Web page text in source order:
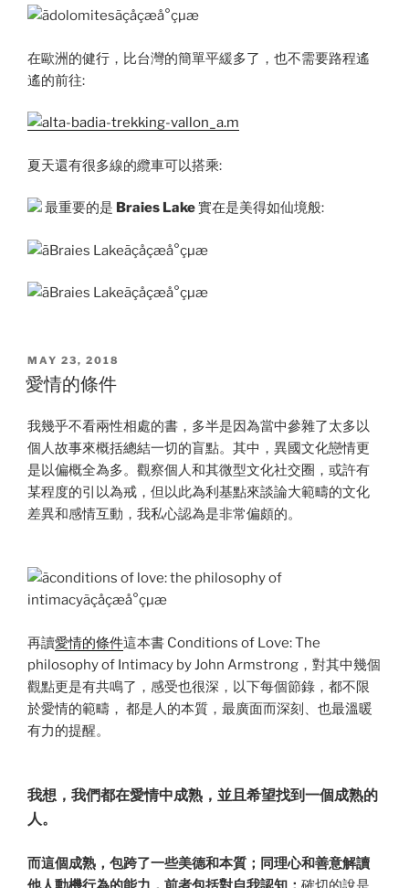
在歐洲的健行，比台灣的簡單平緩多了，也不需要路程遙
遙的前往:
夏天還有很多線的纜車可以搭乘:
最重要的是 Braies Lake實在是美得如仙境般:
POSTED
ON
MAY 23, 2018
愛情的條件
我幾乎不看兩性相處的書，多半是因為當中參雜了太多以
個人故事來概括總結一切的盲點。其中，異國文化戀情更
是以偏概全為多。觀察個人和其微型文化社交圈，或許有
某程度的引以為戒，但以此為利基點來談論大範疇的文化
差異和感情互動，我私心認為是非常偏頗的。
再讀愛情的條件這本書 Conditions of Love: The
philosophy of Intimacy by John Armstrong，對其中幾個
觀點更是有共鳴了，感受也很深，以下每個節錄，都不限
於愛情的範疇， 都是人的本質，最廣面而深刻、也最溫暖
有力的提醒。
我想，我們都在愛情中成熟，並且希望找到一個成熟的
人。
而這個成熟，包跨了一些美德和本質；同理心和善意解讀